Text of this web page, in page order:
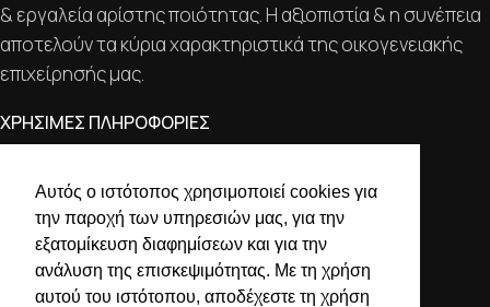
Αυτός ο ιστότοπος χρησιμοποιεί cookies για
την παροχή των υπηρεσιών μας, για την
εξατομίκευση διαφημίσεων και για την
ανάλυση της επισκεψιμότητας. Με τη χρήση
αυτού του ιστότοπου, αποδέχεστε τη χρήση
& εργαλεία αρίστης ποιότητας. Η αξιοπιστία & η συνέπεια
αποτελούν τα κύρια χαρακτηριστικά της οικογενειακής
επιχείρησής μας.
ΧΡΗΣΙΜΕΣ ΠΛΗΡΟΦΟΡΙΕΣ
ΟΡΟΙ ΧΡΗΣΗΣ
ΤΡΟΠΟΙ ΠΛΗΡΩΜΗΣ ΑΠΟΣΤΟΛΗΣ
ΠΟΛΙΤΙΚΗ ΑΠΟΡΡΗΤΟΥ
Ο ΛΟΓΑΡΙΑΣΜΟΣ ΜΟΥ